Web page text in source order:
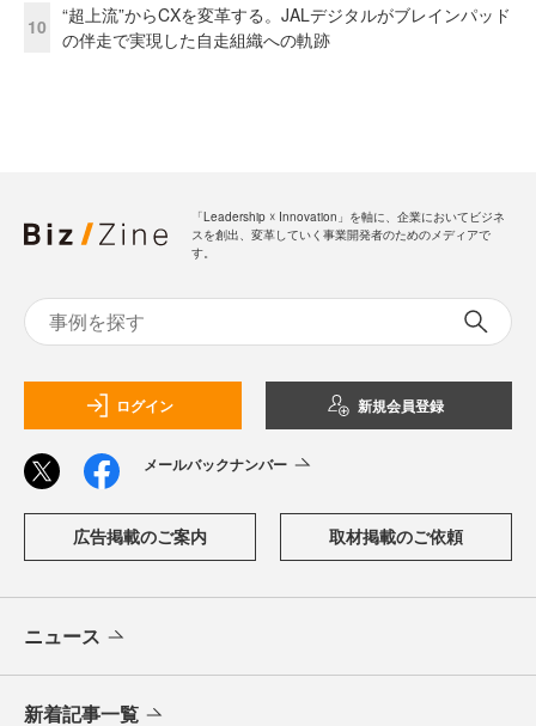
10
“超上流”からCXを変革する。JALデジタルがブレインパッド
の伴走で実現した自走組織への軌跡
「Leadership ☓ Innovation」を軸に、企業においてビジネ
スを創出、変革していく事業開発者のためのメディアで
す。
ログイン 新規会員登録
メールバックナンバー
広告掲載のご案内 取材掲載のご依頼
ニュース
新着記事一覧